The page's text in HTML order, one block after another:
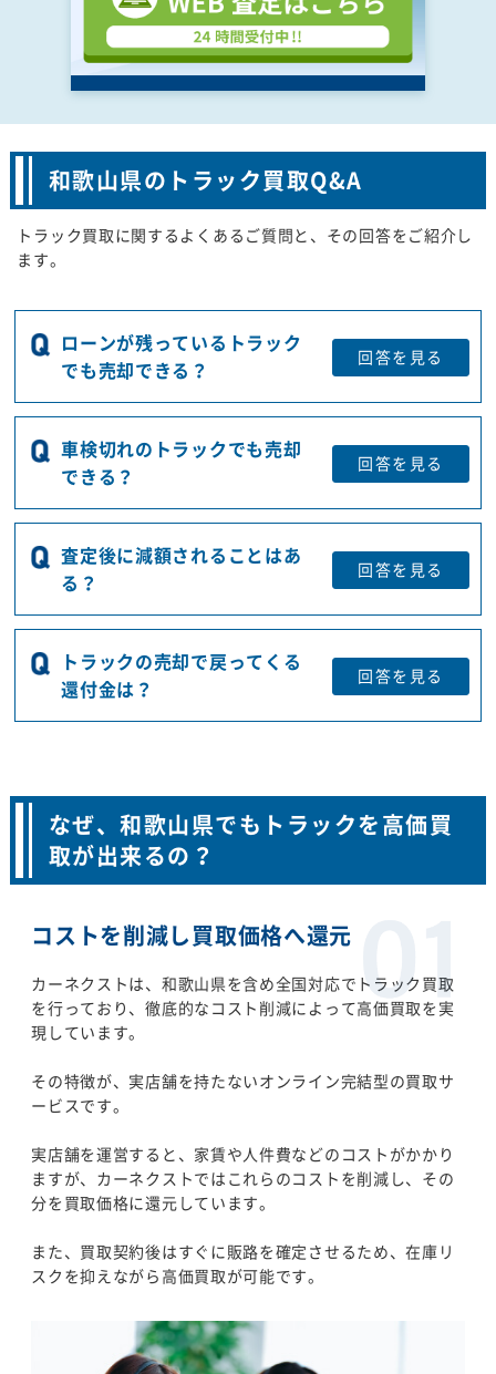
和歌山県のトラック買取Q&A
トラック買取に関するよくあるご質問と、その回答をご紹介し
ます。
ローンが残っているトラック
でも売却できる？
回答を 見る
車検切れのトラックでも売却
できる？
回答を 見る
査定後に減額されることはあ
る？
回答を 見る
トラックの売却で戻ってくる
還付金は？
回答を 見る
なぜ、和歌山県でもトラックを高価買
取が出来るの？
コストを削減し買取価格へ還元
カーネクストは、和歌山県を含め全国対応でトラック買取
を行っており、徹底的なコスト削減によって高価買取を実
現しています。
その特徴が、実店舗を持たないオンライン完結型の買取サ
ービスです。
実店舗を運営すると、家賃や人件費などのコストがかかり
ますが、カーネクストではこれらのコストを削減し、その
分を買取価格に還元しています。
また、買取契約後はすぐに販路を確定させるため、在庫リ
スクを抑えながら高価買取が可能です。